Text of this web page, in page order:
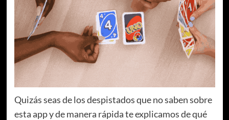
Quizás seas de los despistados que no saben sobre
esta app y de manera rápida te explicamos de qué